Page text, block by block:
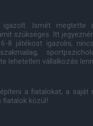
igazolt. Ismét megtette
szükséges. Itt
6-8 játékost igazolni,
lehetetlen vállalkozás
a fiatalokat, a saját
fiatalok közül!